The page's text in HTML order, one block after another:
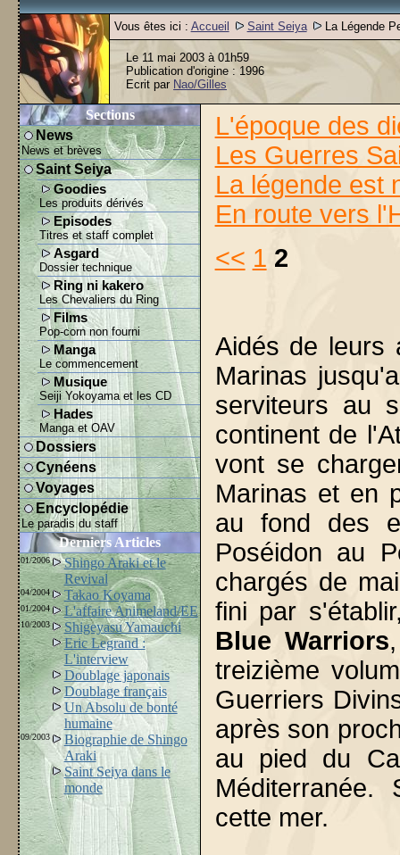
Vous êtes ici : Accueil Saint Seiya La Légende
Le 11 mai 2003 à 01h59
Publication d'origine : 1996
Ecrit par Nao/Gilles
Sections
News
News et brèves
Saint Seiya
Goodies
Les produits dérivés
Episodes
Titres et staff complet
Asgard
Dossier technique
Ring ni kakero
Les Chevaliers du Ring
Films
Pop-corn non fourni
Manga
Le commencement
Musique
Seiji Yokoyama et les CD
Hades
Manga et OAV
Dossiers
Cynéens
Voyages
Encyclopédie
Le paradis du staff
Derniers Articles
01/2006
Shingo Araki et le
Revival
04/2004 Takao Koyama
01/2004 L'affaire Animeland/EE
10/2003
Shigeyasu Yamauchi
Eric Legrand :
L'interview
Doublage japonais
Doublage français
Un Absolu de bonté
humaine
09/2003
Biographie de Shingo
Araki
Saint Seiya dans le
monde
L'époque des
Les Guerres
La légende est
En route vers
<< 1 2
Aidés de leurs
Marinas
serviteurs au
continent de
vont se
Marinas et en
au fond des
Poséidon au
chargés de
fini par
Blue Warriors
treizième
Guerriers
après son
au pied du
Méditerranée.
cette mer.